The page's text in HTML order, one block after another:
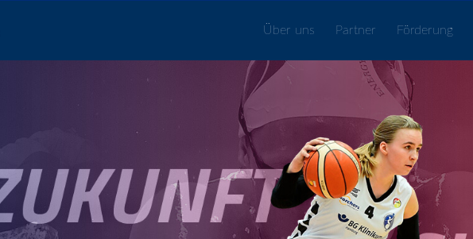
Über uns Partner Förderung